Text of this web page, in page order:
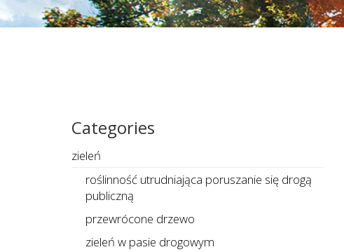
Categories
zieleń
roślinność utrudniająca poruszanie się drogą
publiczną
przewrócone drzewo
zieleń w pasie drogowym